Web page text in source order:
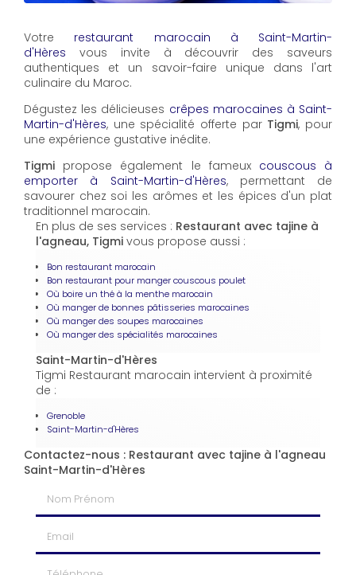
Votre restaurant marocain à Saint-Martin-
d'Hères vous invite à découvrir des saveurs
authentiques et un savoir-faire unique dans l'art
culinaire du Maroc.
Dégustez les délicieuses crêpes marocaines à Saint-
Martin-d'Hères, une spécialité offerte par Tigmi, pour
une expérience gustative inédite.
Tigmi propose également le fameux couscous à
emporter à Saint-Martin-d'Hères, permettant de
savourer chez soi les arômes et les épices d'un plat
traditionnel marocain.
En plus de ses services : Restaurant avec tajine à
l'agneau, Tigmi vous propose aussi :
Bon restaurant marocain
Bon restaurant pour manger couscous poulet
Où boire un thé à la menthe marocain
Où manger de bonnes pâtisseries marocaines
Où manger des soupes marocaines
Où manger des spécialités marocaines
Saint-Martin-d'Hères
Tigmi Restaurant marocain intervient à proximité
de :
Grenoble
Saint-Martin-d'Hères
Contactez-nous : Restaurant avec tajine à l'agneau
Saint-Martin-d'Hères
Nom Prénom
Téléphone